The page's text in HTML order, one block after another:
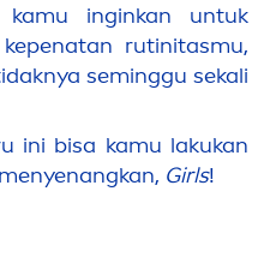
inginkan untuk
rutinitasmu,
seminggu sekali
ini bisa kamu lakukan
menyenangkan, Girls!